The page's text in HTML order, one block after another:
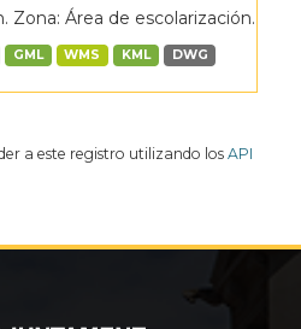
Zona: Área de escolarización.
GML WMS KML
DWG
a este registro utilizando los API